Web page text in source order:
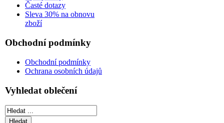
Časté dotazy
Sleva 30% na obnovu
zboží
Obchodní podmínky
Obchodní podmínky
Ochrana osobních údajů
Vyhledat oblečení